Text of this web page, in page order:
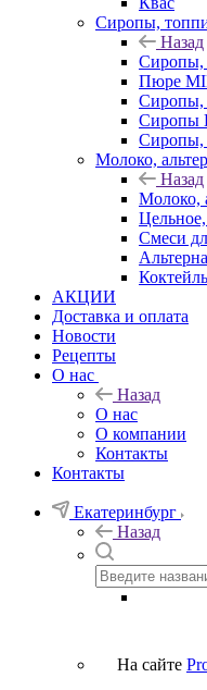
Сиропы,
Назад
Сиропы,
Пюре
Сиропы,
Сиропы
Сиропы,
Молоко,
Назад
Молоко,
Смеси
АКЦИИ
Доставка и оплата
Новости
Рецепты
О нас
Назад
О нас
О компании
Контакты
Контакты
Екатеринбург
Назад
На сайте